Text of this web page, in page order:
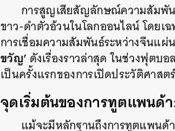
การสูญเสียสัญลักษณ์ความสัมพัน
ขาว-ดำตัวอ้วนในโลกออนไลน์ โดยเฉ
การเชื่อมความสัมพันธ์ระหว่างจีนแ
ขวัญ’ ดังเรื่องราวล่าสุด ในช่วงฟุต
เป็นครั้งแรกของการเปิดประวัติศา
จุดเริ่มต้นของการทูตแพนด้
แม้จะมีหลักฐานถึงการทูตแพนด้